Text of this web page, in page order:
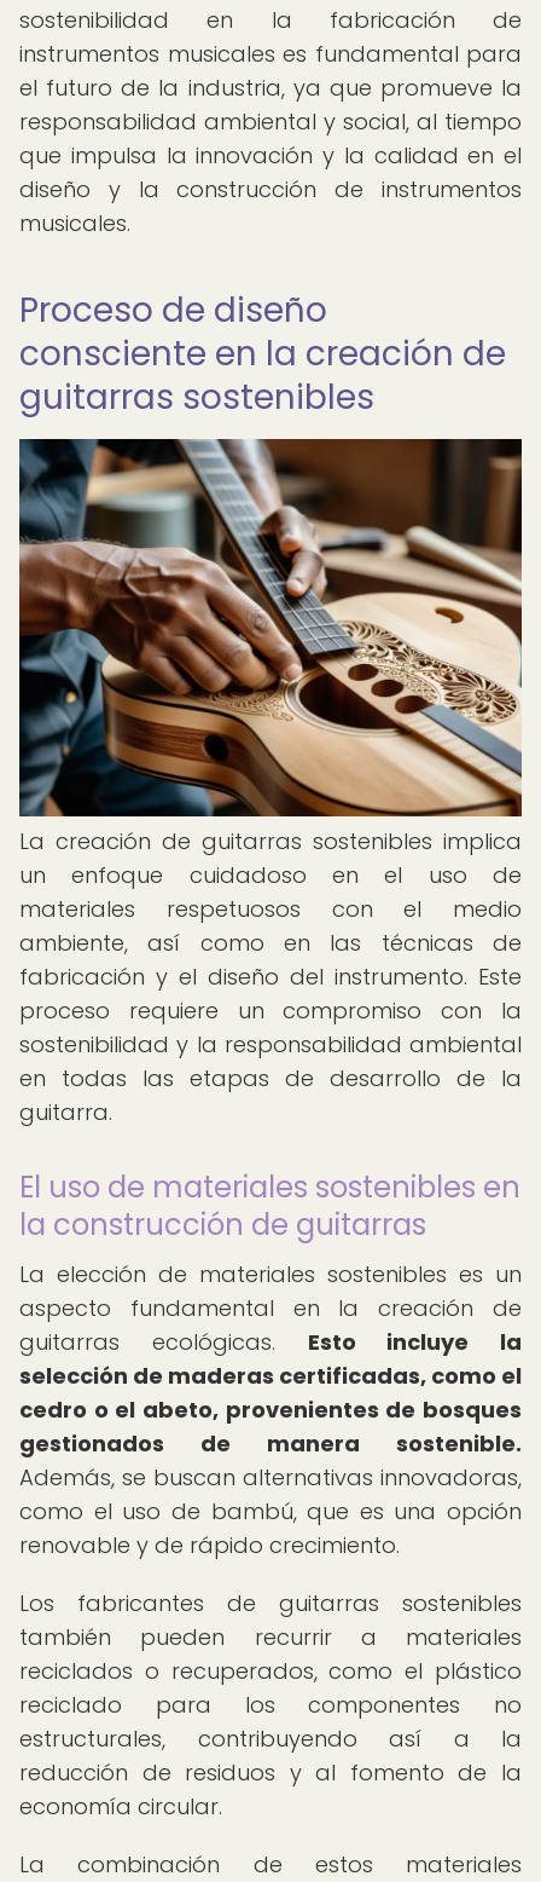
sostenibilidad en la fabricación de
instrumentos musicales es fundamental para
el futuro de la industria, ya que promueve la
responsabilidad ambiental y social, al tiempo
que impulsa la innovación y la calidad en el
diseño y la construcción de instrumentos
musicales.
Proceso de diseño
consciente en la creación de
guitarras sostenibles
La creación de guitarras sostenibles implica
un enfoque cuidadoso en el uso de
materiales respetuosos con el medio
ambiente, así como en las técnicas de
fabricación y el diseño del instrumento. Este
proceso requiere un compromiso con la
sostenibilidad y la responsabilidad ambiental
en todas las etapas de desarrollo de la
guitarra.
El uso de materiales sostenibles en
la construcción de guitarras
La elección de materiales sostenibles es un
aspecto fundamental en la creación de
guitarras ecológicas. Esto incluye la
selección de maderas certificadas, como el
cedro o el abeto, provenientes de bosques
gestionados de manera sostenible.
Además, se buscan alternativas innovadoras,
como el uso de bambú, que es una opción
renovable y de rápido crecimiento.
Los fabricantes de guitarras sostenibles
también pueden recurrir a materiales
reciclados o recuperados, como el plástico
reciclado para los componentes no
estructurales, contribuyendo así a la
reducción de residuos y al fomento de la
economía circular.
La combinación de estos materiales